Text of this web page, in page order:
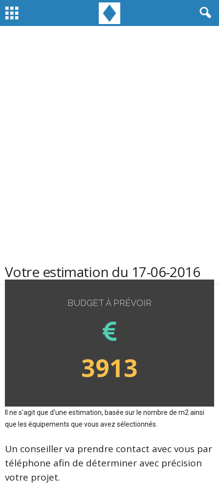
Votre estimation du 17-06-2016
BUDGET À PRÉVOIR
3913
Il ne s'agit que d'une estimation, basée sur le nombre de m2 ainsi
que les équipements que vous avez sélectionnés.
Un conseiller va prendre contact avec vous par
téléphone afin de déterminer avec précision
votre projet.